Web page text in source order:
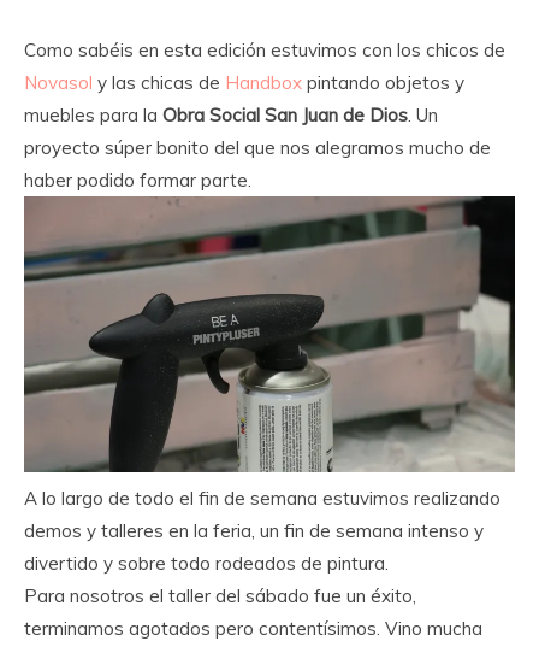
Como sabéis en esta edición estuvimos con los chicos de
Novasol y las chicas de Handbox pintando objetos y
muebles para la Obra Social San Juan de Dios. Un
proyecto súper bonito del que nos alegramos mucho de
haber podido formar parte.
A lo largo de todo el fin de semana estuvimos realizando
demos y talleres en la feria, un fin de semana intenso y
divertido y sobre todo rodeados de pintura.
Para nosotros el taller del sábado fue un éxito,
terminamos agotados pero contentísimos. Vino mucha